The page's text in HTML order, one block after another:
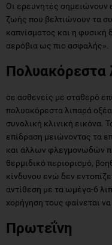
Οι ερευνητές σημειώνουν
ζωής που βελτιώνουν τα
καπνίσματος και η φυσική
αερόβια ως πιο ασφαλής».
Πολυακόρεστα
σε ασθενείς με σταθερό
πολυακόρεστα λιπαρά
συνολική κλινική εικόνα.
επίδραση μειώνοντας τα
και άλλων φλεγμονωδών
θερμιδικό περιορισμό,
κίνδυνου ενώ δεν
αντίθεση με τα ωμέγα-6
χορήγηση τους φαίνεται
Πρωτεΐνη